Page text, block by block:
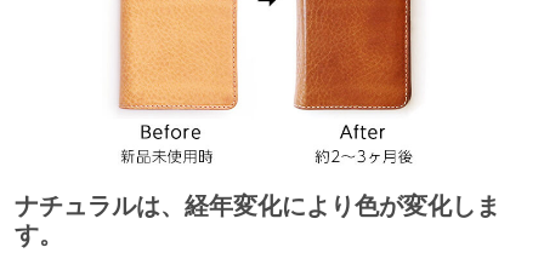
ナチュラルは、経年変化により色が変化しま
す。